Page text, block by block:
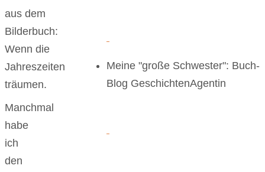
Manchmal
habe
ich
den
Meine "große Schwester": Buch-
Blog GeschichtenAgentin